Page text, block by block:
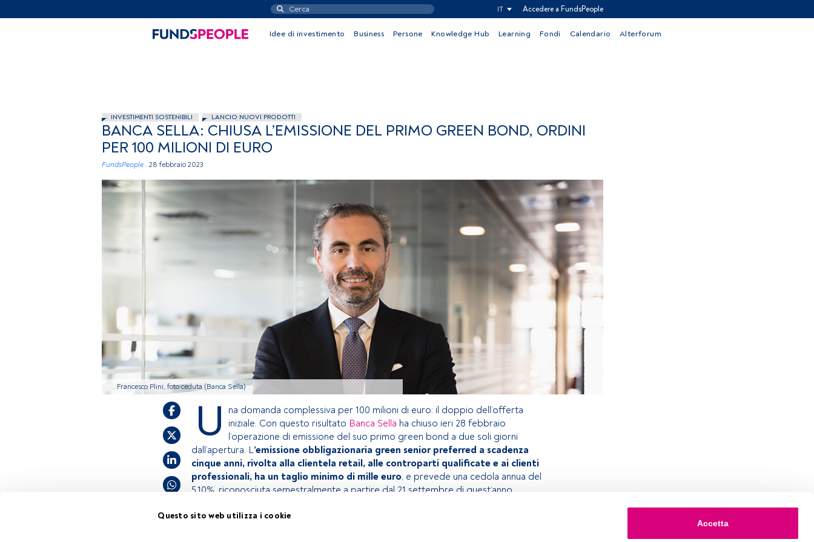
Questo sito web utilizza i cookie
Accetta
IT Accedere a FundsPeople
Idee di investimento Business Persone Knowledge Hub Learning Fondi Calendario Alterforum
INVESTIMENTI SOSTENIBILI LANCIO NUOVI PRODOTTI
BANCA SELLA: CHIUSA L’EMISSIONE DEL PRIMO GREEN BOND, ORDINI
PER 100 MILIONI DI EURO
FundsPeople . 28 febbraio 2023
Francesco Plini, foto ceduta (Banca Sella)
U
na domanda complessiva per 100 milioni di euro: il doppio dell’offerta
iniziale. Con questo risultato Banca Sella ha chiuso ieri 28 febbraio
l’operazione di emissione del suo primo green bond a due soli giorni
dall’apertura. L’emissione obbligazionaria green senior preferred a scadenza
cinque anni, rivolta alla clientela retail, alle controparti qualificate e ai clienti
professionali, ha un taglio minimo di mille euro, e prevede una cedola annua del
5,10%, riconosciuta semestralmente a partire dal 21 settembre di quest’anno.